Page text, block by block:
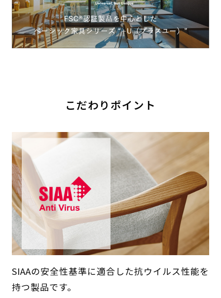
こだわりポイント
SIAAの安全性基準に適合した抗ウイルス性能を
持つ製品です。